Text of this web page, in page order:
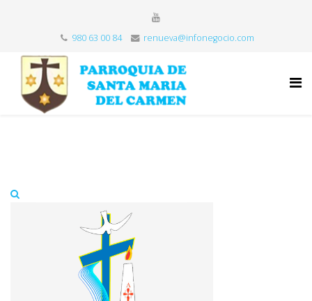
980 63 00 84 renueva@infonegocio.com